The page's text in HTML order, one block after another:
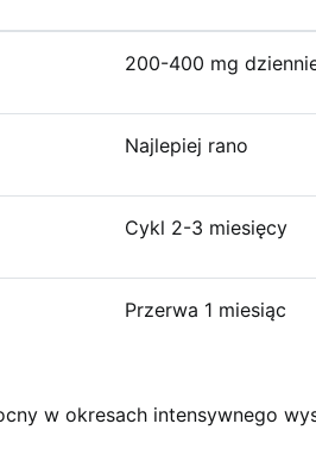
200-400 mg
Najlepiej rano
Cykl 2-3 miesięcy
Przerwa 1 miesiąc
w okresach intensywnego